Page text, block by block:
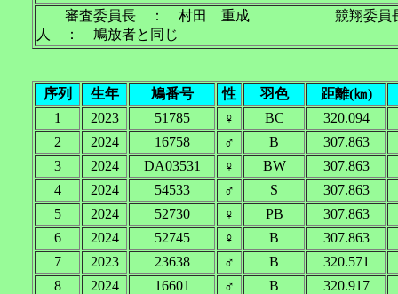
審査委員長 ： 村田 重成 競翔委
人 ： 鳩放者と同じ
序列 生年 鳩番号 性 羽色
距離(㎞)
1
2023 51785 ♀ BC
320.094
2
2024 16758 ♂ B
307.863
3
2024 DA03531 ♀ BW
307.863
4
2024 54533 ♂ S
307.863
5
2024 52730 ♀ PB
307.863
6
2024 52745 ♀ B
307.863
7
2023 23638 ♂ B
320.571
8
2024 16601 ♂ B
320.917